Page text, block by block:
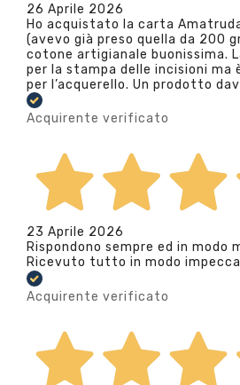
26 Aprile 2026
Ho acquistato la carta
(avevo già preso quella da 200
cotone artigianale buonissima.
per la stampa delle incisioni ma
per l’acquerello. Un prodotto
Acquirente verificato
23 Aprile 2026
Rispondono sempre ed in modo
Ricevuto tutto in modo
Acquirente verificato